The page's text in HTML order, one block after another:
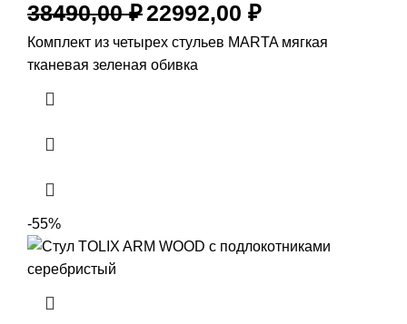
38490,00₽22992,00 ₽
Комплект из четырех стульев MARTA мягкая
тканевая зеленая обивка
-55%